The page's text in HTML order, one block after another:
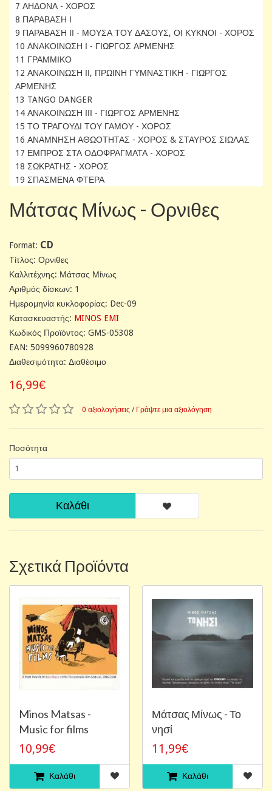
7 ΑΗΔΟΝΑ - ΧΟΡΟΣ
8 ΠΑΡΑΒΑΣΗ Ι
9 ΠΑΡΑΒΑΣΗ ΙΙ - ΜΟΥΣΑ ΤΟΥ ΔΑΣΟΥΣ, ΟΙ ΚΥΚΝΟΙ - ΧΟΡΟΣ
10 ΑΝΑΚΟΙΝΩΣΗ Ι - ΓΙΩΡΓΟΣ ΑΡΜΕΝΗΣ
11 ΓΡΑΜΜΙΚΟ
12 ΑΝΑΚΟΙΝΩΣΗ ΙΙ, ΠΡΩΙΝΗ ΓΥΜΝΑΣΤΙΚΗ - ΓΙΩΡΓΟΣ
ΑΡΜΕΝΗΣ
13 TANGO DANGER
14 ΑΝΑΚΟΙΝΩΣΗ ΙΙΙ - ΓΙΩΡΓΟΣ ΑΡΜΕΝΗΣ
15 ΤΟ ΤΡΑΓΟΥΔΙ ΤΟΥ ΓΑΜΟΥ - ΧΟΡΟΣ
16 ΑΝΑΜΝΗΣΗ ΑΘΩΟΤΗΤΑΣ - ΧΟΡΟΣ & ΣΤΑΥΡΟΣ ΣΙΩΛΑΣ
17 ΕΜΠΡΟΣ ΣΤΑ ΟΔΟΦΡΑΓΜΑΤΑ - ΧΟΡΟΣ
18 ΣΩΚΡΑΤΗΣ - ΧΟΡΟΣ
19 ΣΠΑΣΜΕΝΑ ΦΤΕΡΑ
Μάτσας Μίνως - Ορνιθες
Format: CD
Tίτλος: Ορνιθες
Καλλιτέχνης: Μάτσας Μίνως
Αριθμός δίσκων: 1
Ημερομηνία κυκλοφορίας: Dec-09
Κατασκευαστής: MINOS EMI
Κωδικός Προϊόντος: GMS-05308
EAN: 5099960780928
Διαθεσιμότητα: Διαθέσιμο
16,99€
0 αξιολογήσεις / Γράψτε μια αξιολόγηση
Ποσότητα
Καλάθι
Σχετικά Προϊόντα
Minos Matsas -
Music for films
10,99€
Καλάθι
Μάτσας Μίνως - Το
νησί
11,99€
Καλάθι